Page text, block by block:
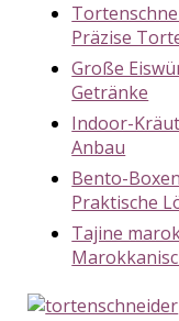
Präzise
Große
Getränke
Indoor-
Anbau
Bento-
Praktische
Tajine